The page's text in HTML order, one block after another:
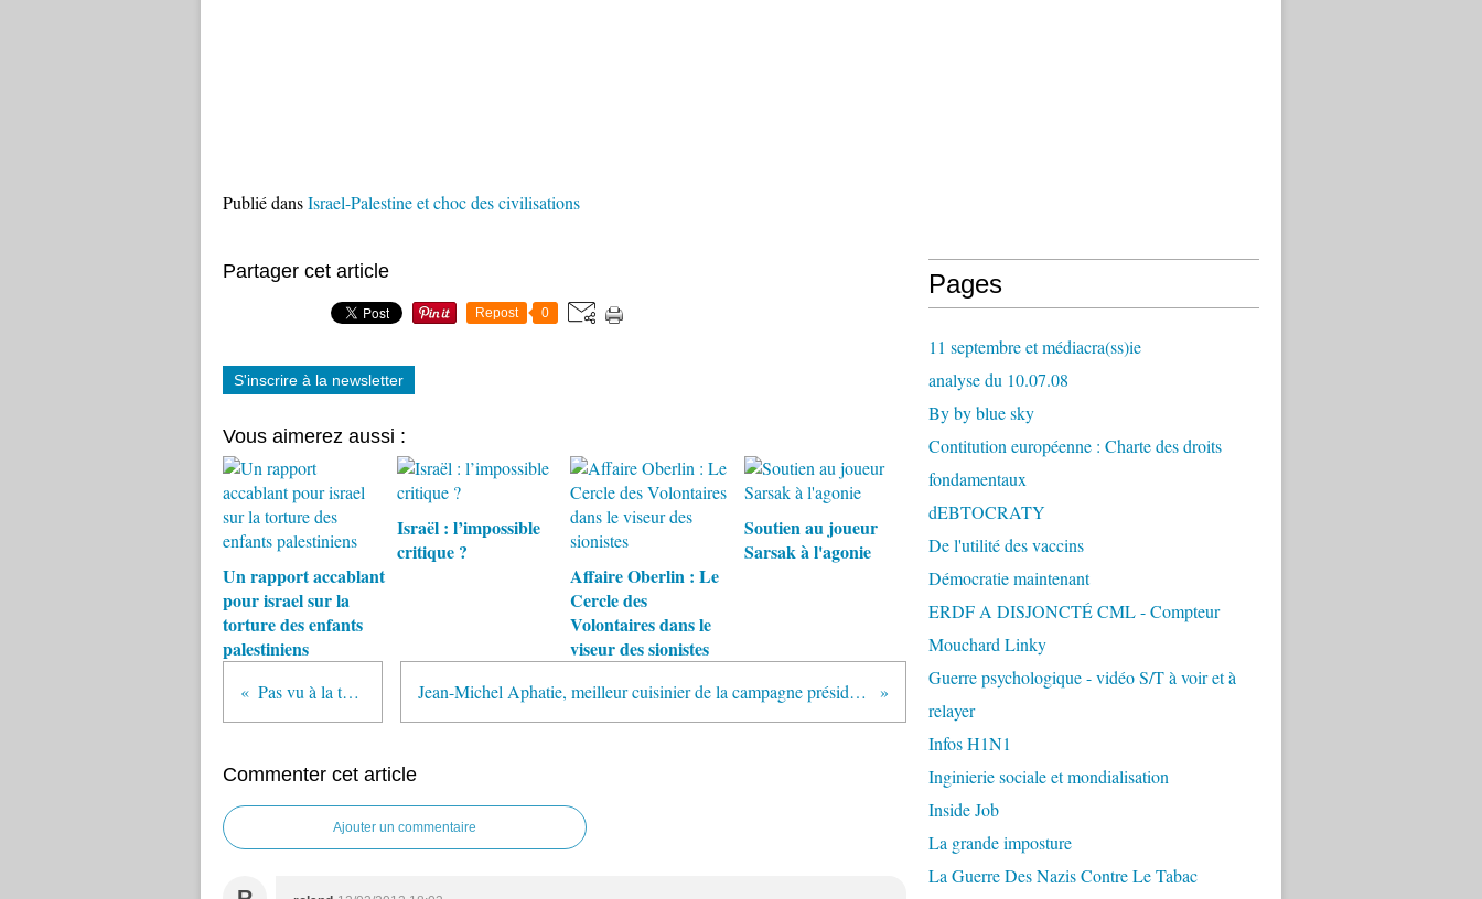
Publié dansIsrael-Palestine et choc des civilisations
Partager cet article
Repost 0
S'inscrire à la newsletter
Vous aimerez aussi :
Un rapport accablant
pour israel sur la
torture des enfants
palestiniens
Israël : l’impossible
critique ?
Affaire Oberlin : Le
Cercle des
Volontaires dans le
viseur des sionistes
Soutien au joueur
Sarsak à l'agonie
Pas vu à la télé ! Jean-Michel Aphatie, meilleur cuisinier de la campagne présidentielle
Commenter cet article
Ajouter un commentaire
Pages
11 septembre et médiacra(ss)ie
analyse du 10.07.08
By by blue sky
Contitution européenne : Charte des droits
fondamentaux
dEBTOCRATY
De l'utilité des vaccins
Démocratie maintenant
ERDF A DISJONCTÉ CML - Compteur
Mouchard Linky
Guerre psychologique - vidéo S/T à voir et à
relayer
Infos H1N1
Inginierie sociale et mondialisation
Inside Job
La grande imposture
La Guerre Des Nazis Contre Le Tabac